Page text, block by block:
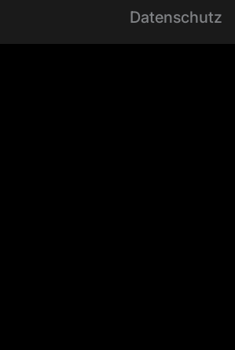
Datenschutz